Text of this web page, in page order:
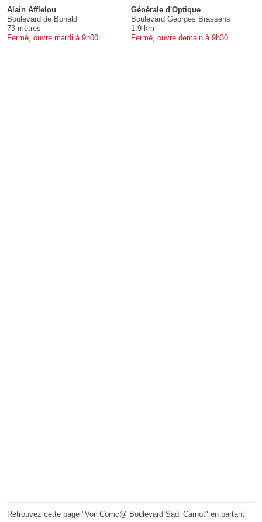
Alain Afflelou
Boulevard de Bonald
73 mètres
Fermé, ouvre mardi à 9h00
Générale d'Optique
Boulevard Georges Brassens
1.9 km
Fermé, ouvre demain à 9h30
Retrouvez cette page "Voir.Comç@ Boulevard Sadi Carnot" en partant